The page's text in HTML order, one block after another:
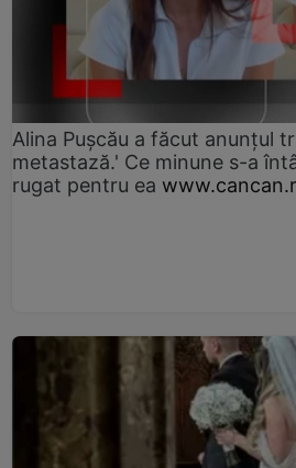
Alina Pușcău a făcut anunțul
metastază.' Ce minune s-a
rugat pentru ea